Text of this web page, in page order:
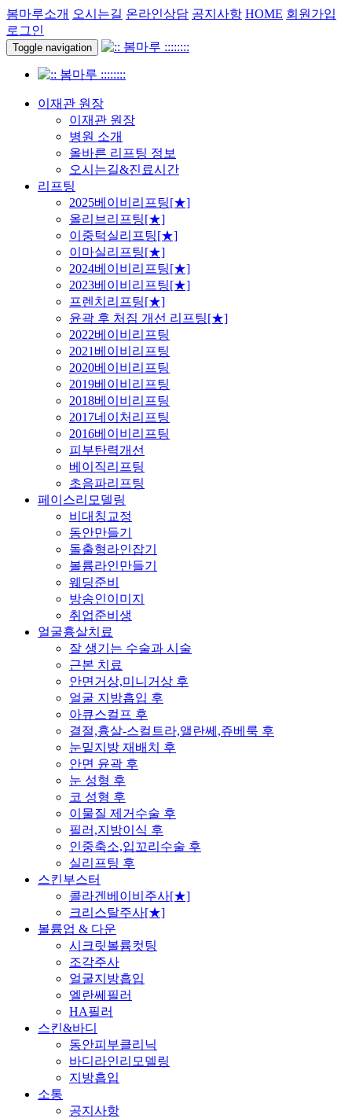
봄마루소개 오시는길 온라인상담 공지사항 HOME 회원가입
로그인
Toggle navigation
이재관 원장
이재관 원장
병원 소개
올바른 리프팅 정보
오시는길&진료시간
리프팅
2025베이비리프팅[★]
올리브리프팅[★]
이중턱실리프팅[★]
이마실리프팅[★]
2024베이비리프팅[★]
2023베이비리프팅[★]
프렌치리프팅[★]
윤곽 후 처짐 개선 리프팅[★]
2022베이비리프팅
2021베이비리프팅
2020베이비리프팅
2019베이비리프팅
2018베이비리프팅
2017네이처리프팅
2016베이비리프팅
피부탄력개선
베이직리프팅
초음파리프팅
페이스리모델링
비대칭교정
동안만들기
돌출형라인잡기
볼륨라인만들기
웨딩준비
방송인이미지
취업준비생
얼굴흉살치료
잘 생기는 수술과 시술
근본 치료
안면거상,미니거상 후
얼굴 지방흡입 후
아큐스컬프 후
결절,흉살-스컬트라,앨란쎄,쥬베룩 후
눈밑지방 재배치 후
안면 윤곽 후
눈 성형 후
코 성형 후
이물질 제거수술 후
필러,지방이식 후
인중축소,입꼬리수술 후
실리프팅 후
스킨부스터
콜라겐베이비주사[★]
크리스탈주사[★]
볼륨업 & 다운
시크릿볼륨컷팅
조각주사
얼굴지방흡입
엘란쎄필러
HA필러
스킨&바디
동안피부클리닉
바디라인리모델링
지방흡입
소통
공지사항